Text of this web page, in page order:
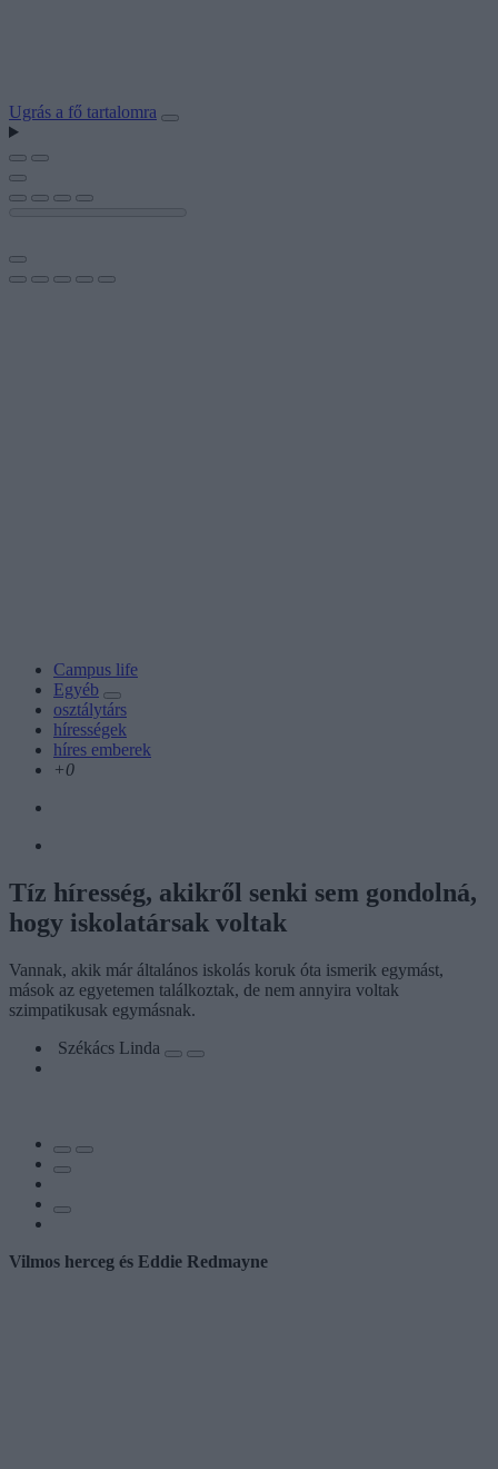
Ugrás a fő tartalomra
Campus life
Egyéb
osztálytárs
hírességek
híres emberek
+0
Tíz híresség, akikről senki sem gondolná,
hogy iskolatársak voltak
Vannak, akik már általános iskolás koruk óta ismerik egymást,
mások az egyetemen találkoztak, de nem annyira voltak
szimpatikusak egymásnak.
Székács Linda
Vilmos herceg és Eddie Redmayne